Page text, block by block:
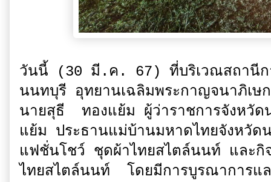
วันนี้ (30 มี.ค. 67) ที่บริเวณสถานีก
นนทบุรี อุทยานเฉลิมพระกาญจนาภิเ
นายสุธี ทองแย้ม ผู้ว่าราชการจังหวั
แย้ม ประธานแม่บ้านมหาดไทยจังหวัด
แฟชั่นโชว์ ชุดผ้าไทยสไตล์นนท์ และกิ
ไทยสไตล์นนท์ โดยมีการบูรณาการแ